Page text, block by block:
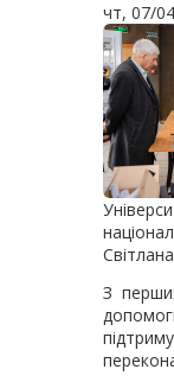
чт, 07/
З